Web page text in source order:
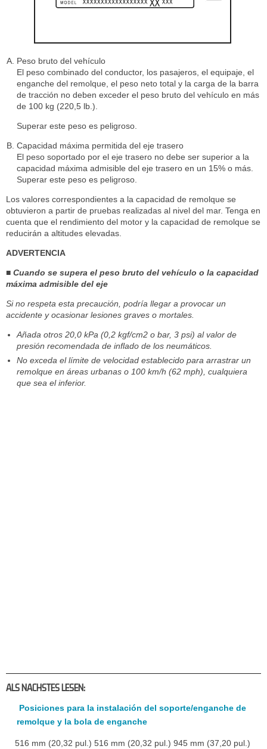
Peso bruto del vehículo
El peso combinado del conductor, los pasajeros, el equipaje, el
enganche del remolque, el peso neto total y la carga de la barra
de tracción no deben exceder el peso bruto del vehículo en más
de 100 kg (220,5 lb.).
Superar este peso es peligroso.
Capacidad máxima permitida del eje trasero
El peso soportado por el eje trasero no debe ser superior a la
capacidad máxima admisible del eje trasero en un 15% o más.
Superar este peso es peligroso.
Los valores correspondientes a la capacidad de remolque se
obtuvieron a partir de pruebas realizadas al nivel del mar. Tenga en
cuenta que el rendimiento del motor y la capacidad de remolque se
reducirán a altitudes elevadas.
ADVERTENCIA
■ Cuando se supera el peso bruto del vehículo o la capacidad
máxima admisible del eje
Si no respeta esta precaución, podría llegar a provocar un
accidente y ocasionar lesiones graves o mortales.
Añada otros 20,0 kPa (0,2 kgf/cm2 o bar, 3 psi) al valor de
presión recomendada de inflado de los neumáticos.
No exceda el límite de velocidad establecido para arrastrar un
remolque en áreas urbanas o 100 km/h (62 mph), cualquiera
que sea el inferior.
ALS NACHSTES LESEN:
Posiciones para la instalación del soporte/enganche de
remolque y la bola de enganche
516 mm (20,32 pul.) 516 mm (20,32 pul.) 945 mm (37,20 pul.)